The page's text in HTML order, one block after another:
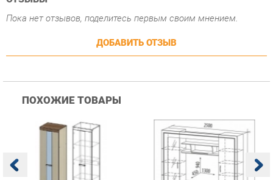
ПОХОЖИЕ ТОВАРЫ
Купить
Гостиная Стиль
25 223 ₽ Купить
Гостиная Витра
Симфония 7.10
55 482 ₽